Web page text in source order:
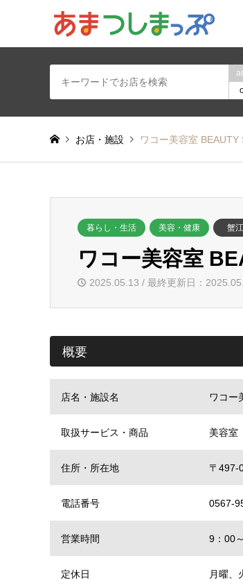
お店・施設 ワコー美容室 BEAUTY
暮らし・生活 美容・健康 蟹
ワコー美容室
2025.05.13 / 最終更新日：
概要
店名・施設名 ワコー
取扱サービス・商品 美容室
住所・所在地 〒497-
電話番号 0567-
営業時間 9：00
定休日 月曜、